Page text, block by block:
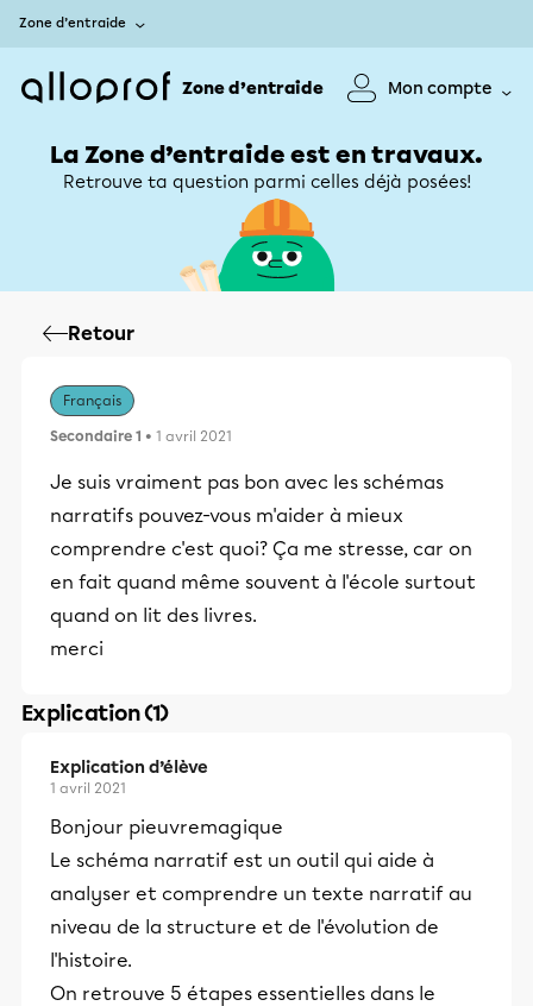
Zone d’entraide
Zone d’entraide Mon compte
La Zone d’entraide est en travaux.
Retrouve ta question parmi celles déjà posées!
Retour
Français
Secondaire 1 • 1 avril 2021
Je suis vraiment pas bon avec les schémas
narratifs pouvez-vous m'aider à mieux
comprendre c'est quoi? Ça me stresse, car on
en fait quand même souvent à l'école surtout
quand on lit des livres.
merci
Explication (1)
Explication d’élève
1 avril 2021
Bonjour pieuvremagique
Le schéma narratif est un outil qui aide à
analyser et comprendre un texte narratif au
niveau de la structure et de l'évolution de
l'histoire.
On retrouve 5 étapes essentielles dans le